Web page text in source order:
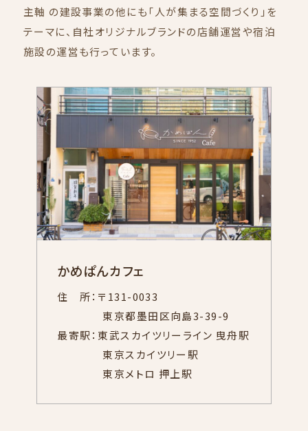
主軸 の建設事業の他にも「人が集まる空間づくり」を
テーマに、自社オリジナルブランドの店舗運営や宿泊
施設の運営も行っています。
かめぱんカフェ
住 所：〒131-0033
東京都墨田区向島3-39-9
最寄駅：東武スカイツリーライン 曳舟駅
東京スカイツリー駅
東京メトロ 押上駅